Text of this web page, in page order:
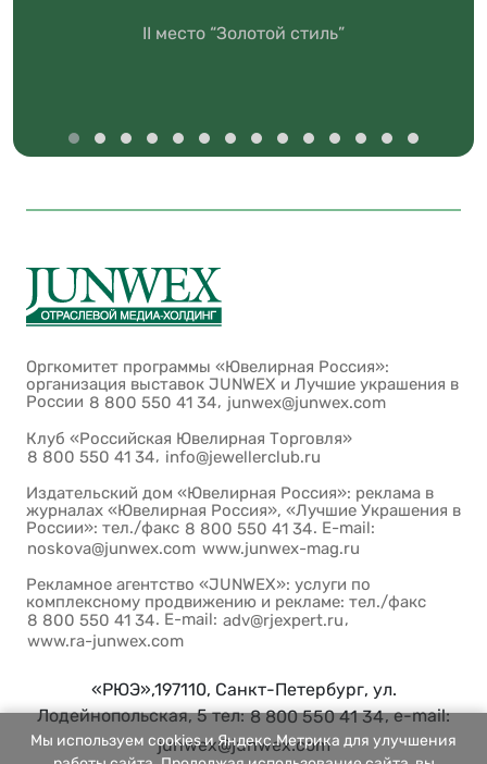
II место “Золотой стиль”
Оргкомитет программы «Ювелирная Россия»:
организация выставок JUNWEX и Лучшие украшения в
России 8 800 550 41 34, junwex@junwex.com
Клуб «Российская Ювелирная Торговля»
8 800 550 41 34, info@jewellerclub.ru
Издательский дом «Ювелирная Россия»: реклама в
журналах «Ювелирная Россия», «Лучшие Украшения в
России»: тел./факс 8 800 550 41 34. E-mail:
noskova@junwex.com www.junwex-mag.ru
Рекламное агентство «JUNWEX»: услуги по
комплексному продвижению и рекламе: тел./факс
8 800 550 41 34. E-mail: adv@rjexpert.ru,
www.ra-junwex.com
«РЮЭ»,197110, Санкт-Петербург, ул.
Лодейнопольская, 5 тел:8 800 550 41 34, e-mail:
junwex@junwex.com
Мы используем cookies и Яндекс.Метрика для улучшения